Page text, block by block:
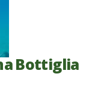
Bottiglia